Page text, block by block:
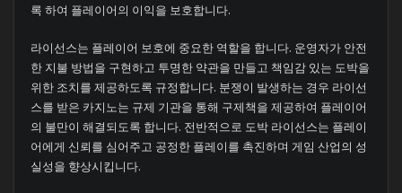
록 하여 플레이어의 이익을 보호합니다.
라이선스는 플레이어 보호에 중요한 역할을 합니다. 운영자가 안전
한 지불 방법을 구현하고 투명한 약관을 만들고 책임감 있는 도박을
위한 조치를 제공하도록 규정합니다. 분쟁이 발생하는 경우 라이선
스를 받은 카지노는 규제 기관을 통해 구제책을 제공하여 플레이어
의 불만이 해결되도록 합니다. 전반적으로 도박 라이선스는 플레이
어에게 신뢰를 심어주고 공정한 플레이를 촉진하며 게임 산업의 성
실성을 향상시킵니다.